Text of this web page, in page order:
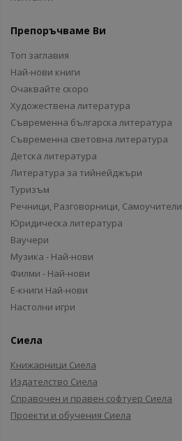
Препоръчваме Ви
Топ заглавия
Най-нови книги
Очаквайте скоро
Художествена литература
Съвременна българска литература
Съвременна световна литература
Детска литература
Литература за тийнейджъри
Туризъм
Речници, Разговорници, Самоучители
Юридическа литература
Ваучери
Музика - Най-нови
Филми - Най-нови
Е-книги Най-нови
Настолни игри
Сиела
Книжарници Сиела
Издателство Сиела
Справочен и правен софтуер Сиела
Проекти и обучения Сиела